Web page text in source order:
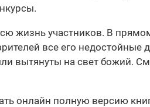
жизнь участников. В
все его
вытянуты на свет божий.
онлайн полную версию